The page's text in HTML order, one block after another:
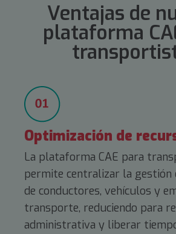
Ventajas de
plataforma
Optimización de
La plataforma CAE para
permite centralizar la gestión
de conductores, vehículos y
transporte, reduciendo para
administrativa y liberar